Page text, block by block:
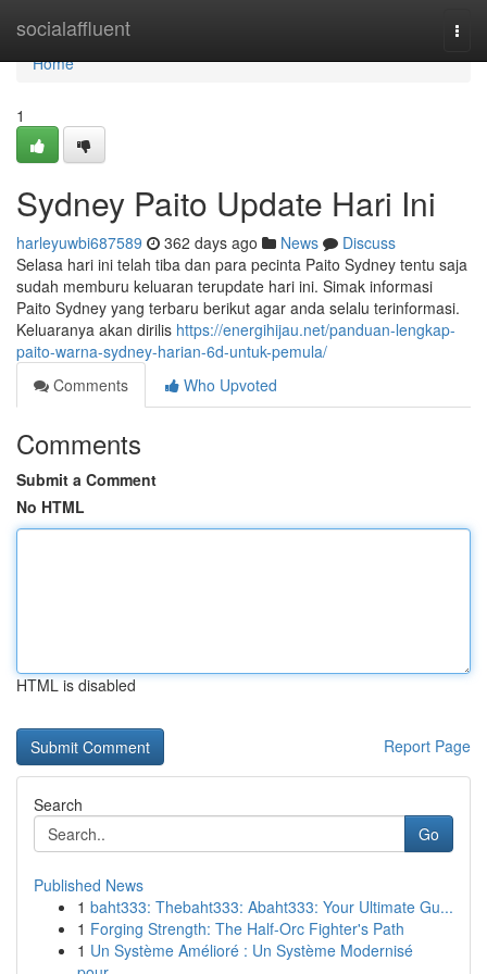
socialaffluent
Home
Home
1
Sydney Paito Update Hari Ini
harleyuwbi687589 362 days ago News
Discuss
Selasa hari ini telah tiba dan para pecinta Paito Sydney tentu saja
sudah memburu keluaran terupdate hari ini. Simak informasi
Paito Sydney yang terbaru berikut agar anda selalu terinformasi.
Keluaranya akan dirilis https://energihijau.net/panduan-lengkap-
paito-warna-sydney-harian-6d-untuk-pemula/
Comments
Who Upvoted
Comments
Submit a Comment
No HTML
HTML is disabled
Report Page
Search
Go
Published News
1 baht333: Thebaht333: Abaht333: Your Ultimate Gu...
1 Forging Strength: The Half-Orc Fighter's Path
1 Un Système Amélioré : Un Système Modernisé